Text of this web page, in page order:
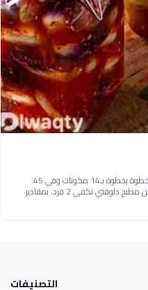
طريقة عمل باذنجان و ليمون مخلل خطوة بخطوة بـ14 مكونات وفي 45
دقيقة فقط. وصفة سهلة ومجرّبة من مطبخ دلوقتي تكفي 2 فرد، بمقادير
التصنيفات